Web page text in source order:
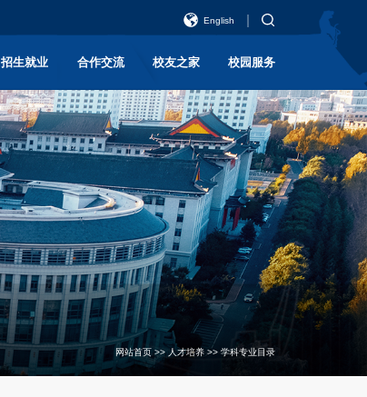
English
招生就业 合作交流 校友之家 校园服务
网站首页 >> 人才培养 >>学科专业目录